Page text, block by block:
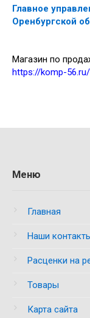
Главное
Оренбургской
Магазин по
https://komp-
Меню
Главная
Наши
Расценки на
Товары
Карта сайта